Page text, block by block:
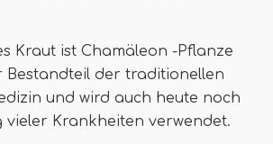
Kraut ist Chamäleon -Pflanze
Bestandteil der traditionellen
und wird auch heute noch
vieler Krankheiten verwendet.